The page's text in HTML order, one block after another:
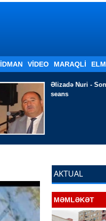
İDMAN VIDEO MARAQLI ELM
AKTUAL
MƏMLƏKƏT